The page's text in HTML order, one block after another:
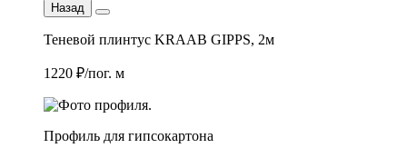
Назад
Теневой плинтус KRAAB GIPPS, 2м
1220 ₽/пог. м
Профиль для гипсокартона